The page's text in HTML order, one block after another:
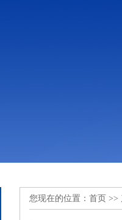
您现在的位置： 首页 >>